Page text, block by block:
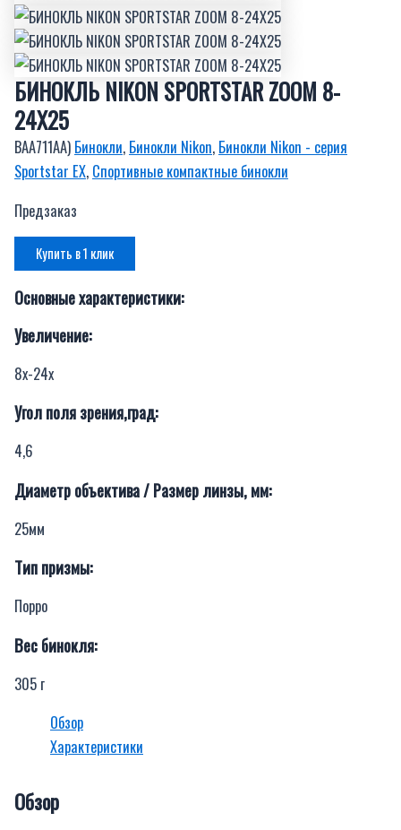
БИНОКЛЬ NIKON SPORTSTAR ZOOM 8-
24X25
BAA711AA) Бинокли, Бинокли Nikon, Бинокли Nikon - серия
Sportstar EX, Спортивные компактные бинокли
Предзаказ
Купить в 1 клик
Основные характеристики:
Увеличение:
8х-24х
Угол поля зрения,град:
4,6
Диаметр объектива / Размер линзы, мм:
25мм
Тип призмы:
Порро
Вес бинокля:
305 г
Обзор
Характеристики
Обзор